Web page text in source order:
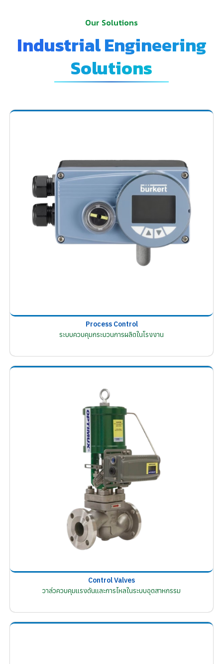
Our Solutions
Industrial Engineering
Solutions
Process Control
ระบบควบคุมกระบวนการผลิตในโรงงาน
Control Valves
วาล์วควบคุมแรงดันและการไหลในระบบอุตสาหกรรม